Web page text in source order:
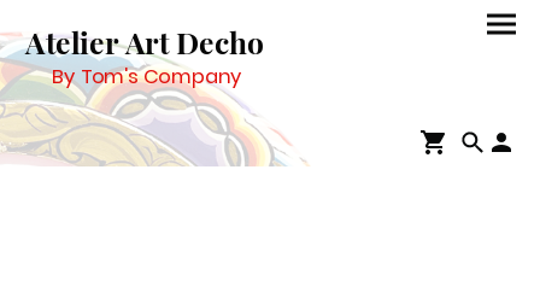
Atelier Art Decho
By Tom's Company